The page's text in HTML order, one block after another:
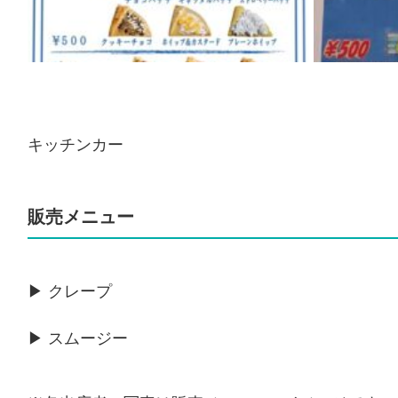
キッチンカー
販売メニュー
▶ クレープ
▶ スムージー